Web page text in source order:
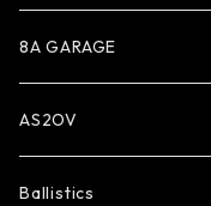
8A GARAGE
AS2OV
Ballistics